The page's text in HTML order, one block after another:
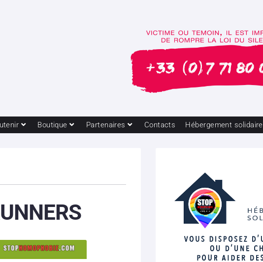
Boutique Partenaires Contacts Hébergement solidaire